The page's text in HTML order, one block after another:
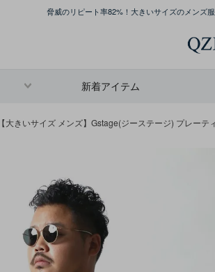
脅威のリピート率82%！大きいサイズのメンズ
新着アイテム
【大きいサイズ メンズ】Gstage(ジーステージ) プレー